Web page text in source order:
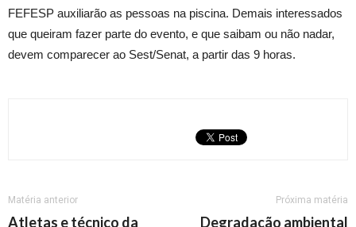
FEFESP auxiliarão as pessoas na piscina. Demais interessados
que queiram fazer parte do evento, e que saibam ou não nadar,
devem comparecer ao Sest/Senat, a partir das 9 horas.
Matéria anterior
Atletas e técnico da
Próxima matéria
Degradação ambiental